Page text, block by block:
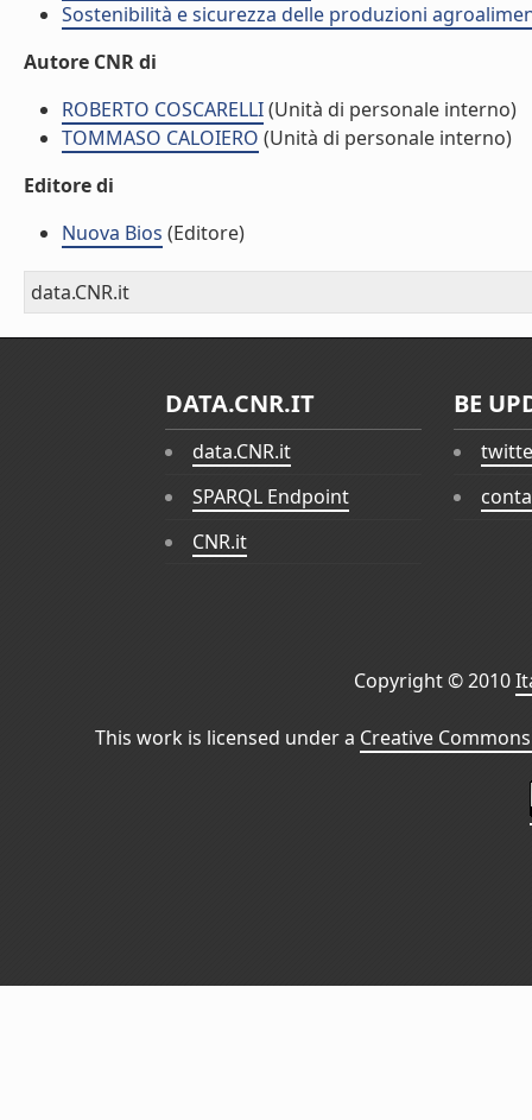
Sostenibilità e sicurezza delle produzioni
Autore CNR di
ROBERTO COSCARELLI(Unità di personale interno)
TOMMASO CALOIERO (Unità di personale interno)
Editore di
Nuova Bios (Editore)
data.CNR.it
DATA.CNR.IT
data.CNR.it
SPARQL Endpoint
CNR.it
BE
Copyright © 2010
This work is licensed under a Creative